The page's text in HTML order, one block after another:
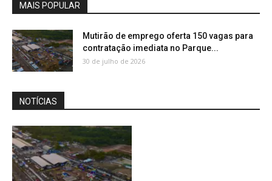
MAIS POPULAR
Mutirão de emprego oferta 150 vagas para
contratação imediata no Parque...
30 de julho de 2026
NOTÍCIAS